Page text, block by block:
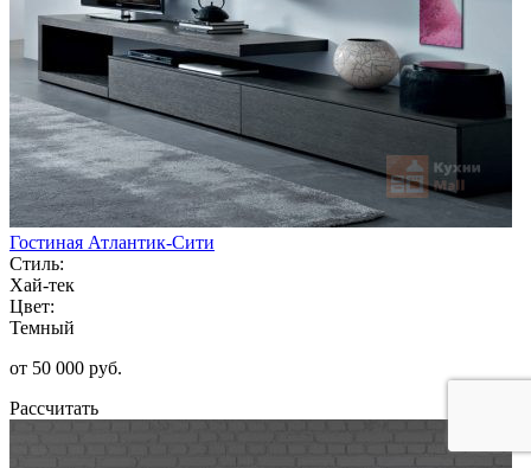
Гостиная Атлантик-Сити
Стиль:
Хай-тек
Цвет:
Темный
от 50 000 руб.
Рассчитать